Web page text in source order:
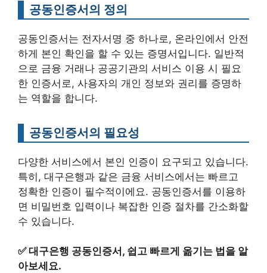
공동인증서의 정의
공동인증서는 전자서명 중 하나로, 온라인에서 안전
하게 본인 확인을 할 수 있는 증명서입니다. 일반적
으로 금융 거래나 공공기관의 서비스 이용 시 필요
한 인증서로, 사용자의 개인 정보와 권리를 증명하
는 역할을 합니다.
공동인증서의 필요성
다양한 서비스에서 본인 인증이 요구되고 있습니다.
특히, 대구은행과 같은 금융 서비스에서는 빠르고
정확한 인증이 필수적이에요. 공동인증서를 이용하
면 비밀번호 입력이나 복잡한 인증 절차를 간소화할
수 있습니다.
✅대구은행 공동인증서, 쉽고 빠르게 옮기는 법을 알
아보세요.